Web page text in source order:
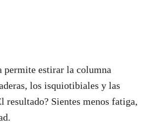
permite estirar la columna
los isquiotibiales y las
resultado? Sientes menos fatiga,